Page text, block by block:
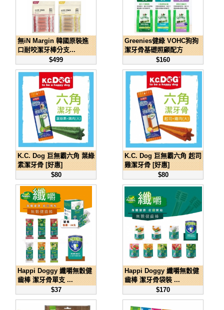
無iN Margin 韓國原裝進
口耐咬潔牙棒分支...
$499
Greenies健綠 VOHC狗狗
潔牙骨基礎照顧配方
$160
K.C. Dog 巨無霸六角 葉綠
素潔牙骨 [好惠]
$80
K.C. Dog 巨無霸六角 起司
雞潔牙骨 [好惠]
$80
Happi Doggy 纖嚼無穀健
齒棒 潔牙骨單支 ...
$37
Happi Doggy 纖嚼無穀健
齒棒 潔牙骨袋裝 ...
$170